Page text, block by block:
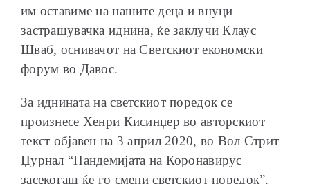
им оставиме на нашите деца и внуци
застрашувачка иднина, ќе заклучи Клаус
Шваб, оснивачот на Светскиот економски
форум во Давос.
За иднината на светскиот поредок се
произнесе Хенри Кисинџер во авторскиот
текст објавен на 3 април 2020, во Вол Стрит
Џурнал “Пандемијата на Коронавирус
засекогаш ќе го смени светскиот поредок”.